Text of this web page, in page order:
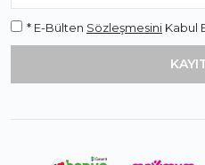
* E-Bülten Sözleşmesini Kabul